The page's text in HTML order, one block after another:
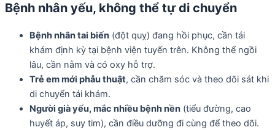
Bệnh nhân yếu, không thể tự di chuyển
Bệnh nhân tai biến (đột quỵ) đang hồi phục, cần tái
khám định kỳ tại bệnh viện tuyến trên. Không thể ngồi
lâu, cần nằm và có oxy hỗ trợ.
Trẻ em mới phẫu thuật, cần chăm sóc và theo dõi sát khi
di chuyển tái khám.
Người già yếu, mắc nhiều bệnh nền (tiểu đường, cao
huyết áp, suy tim), cần điều dưỡng đi cùng để theo dõi.